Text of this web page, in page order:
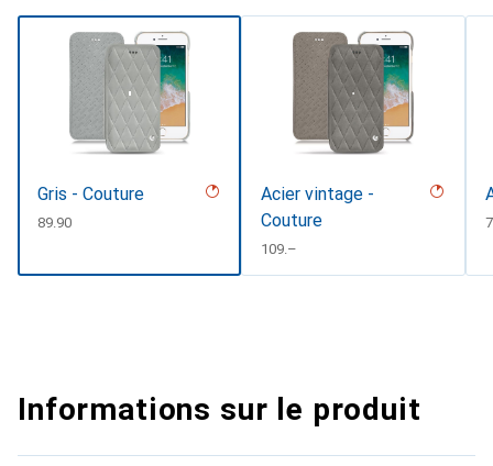
Gris - Couture
CHF
89.90
Acier vintage -
Couture
CHF
109.–
Informations sur le produit